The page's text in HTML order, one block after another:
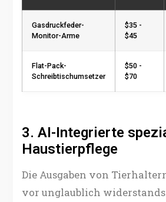
Gasdruckfeder-
Monitor-Arme
$35 -
$45
Flat-Pack-
Schreibtischumsetzer
$50 -
$70
3. AI-Integrierte
Haustierpflege
Die Ausgaben von
vor unglaublich